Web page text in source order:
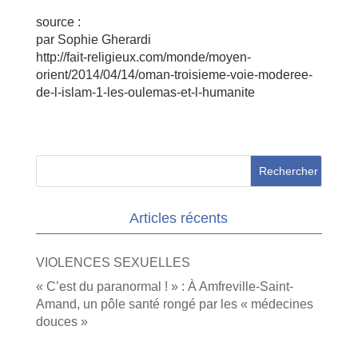
source :
par Sophie Gherardi
http://fait-religieux.com/monde/moyen-
orient/2014/04/14/oman-troisieme-voie-moderee-
de-l-islam-1-les-oulemas-et-l-humanite
Articles récents
VIOLENCES SEXUELLES
« C’est du paranormal ! » : À Amfreville-Saint-
Amand, un pôle santé rongé par les « médecines
douces »